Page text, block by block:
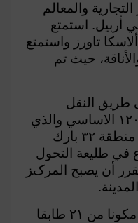
واﻟﻤﻌﺎﻟﻢ
ﻓﻲ أرﺑﻴﻞ. اﺳﺘﻤﺘﻊ
أﻻﺳﻜﺎ ﺗﺎورز واﺳﺘﻤﺘﻊ
ﺣﻴﺚ ﺗﻢ
ﻃﺮﻳﻖ اﻟﻨﻘﻞ
ﻳﺤﻴﻂ ﺑﺄرﺑﻴﻞ. ھﺬا اﻟﻤﻮﻗﻊ ﻓﻲ ﻣﻨﻄﻘﺔ ٣٢ ﺑﺎرك
ﻓﻲ ﻃﻠﻴﻌﺔ
اﻟﺘﺤﻮل
أن ﻳﺼﺒﺢ اﻟﻤﺮکﺰ
اﻟﻤﺪﻳﻨﺔ.
تم تخصيص ﻣﺒﻨﯿﯿﻦ ﻟﻠﻤکﺎﺗﺐ ﻣﻜﻮﻧﺎ ﻣﻦ ٢١ ﻃﺎﺑﻘﺎ